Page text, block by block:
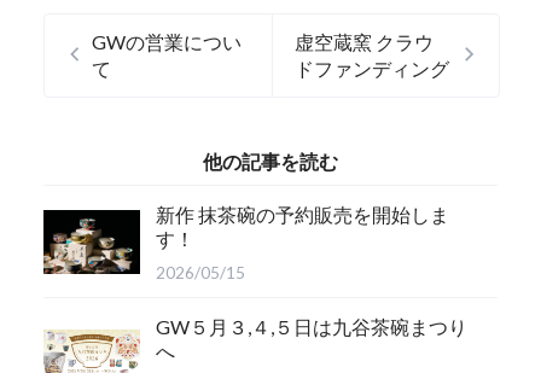
GWの営業につい
て
虚空蔵窯 クラウ
ドファンディング
他の記事を読む
新作 抹茶碗の予約販売を開始しま
す！
2026/05/15
GW５月３,４,５日は九谷茶碗まつり
へ